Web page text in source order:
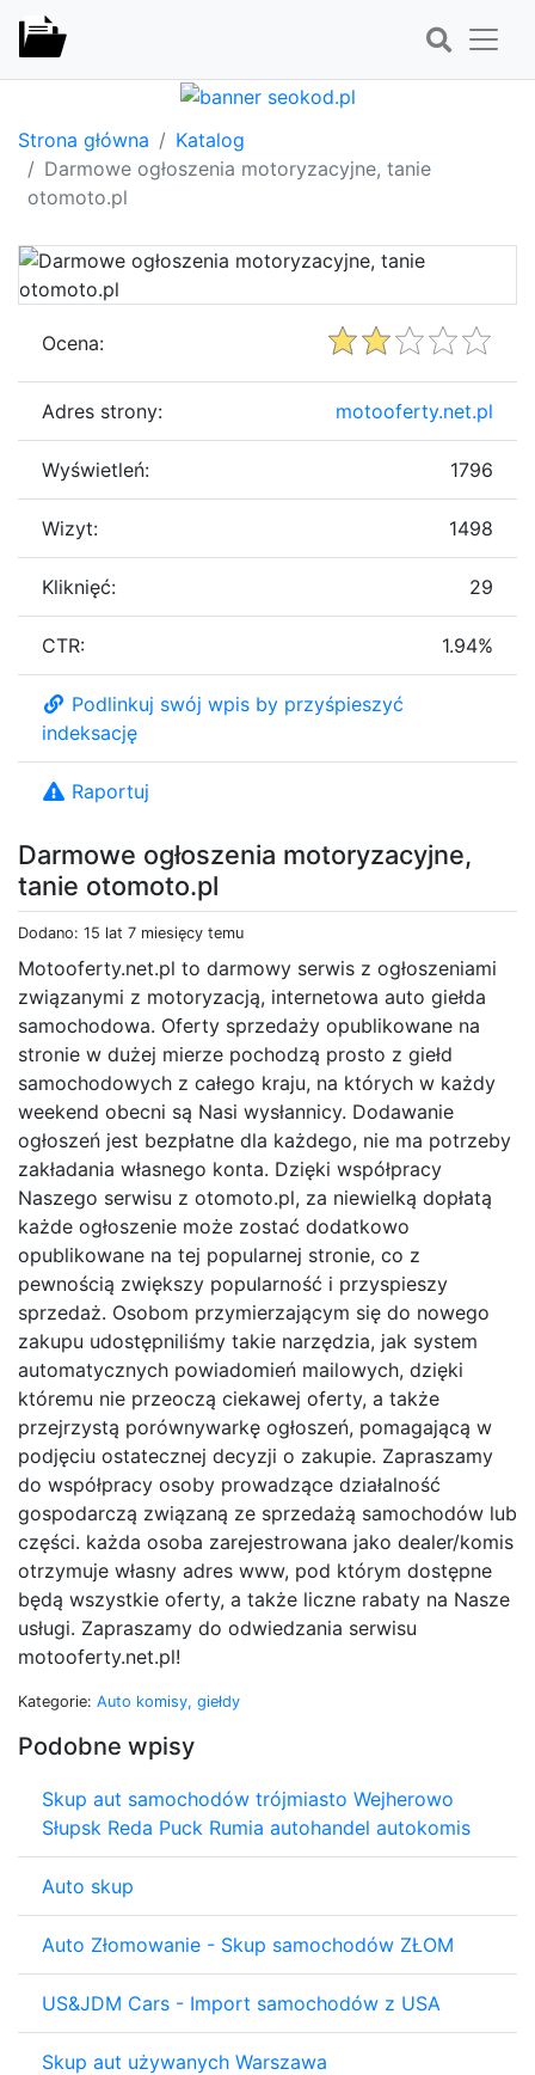
Strona główna
Katalog
Darmowe ogłoszenia motoryzacyjne, tanie
otomoto.pl
Darmowe ogłoszenia motoryzacyjne,
tanie otomoto.pl
Dodano: 15 lat 7 miesięcy temu
Motooferty.net.pl to darmowy serwis z ogłoszeniami
związanymi z motoryzacją, internetowa auto giełda
samochodowa. Oferty sprzedaży opublikowane na
stronie w dużej mierze pochodzą prosto z giełd
samochodowych z całego kraju, na których w każdy
weekend obecni są Nasi wysłannicy. Dodawanie
ogłoszeń jest bezpłatne dla każdego, nie ma potrzeby
zakładania własnego konta. Dzięki współpracy
Naszego serwisu z otomoto.pl, za niewielką dopłatą
każde ogłoszenie może zostać dodatkowo
opublikowane na tej popularnej stronie, co z
pewnością zwiększy popularność i przyspieszy
sprzedaż. Osobom przymierzającym się do nowego
zakupu udostępniliśmy takie narzędzia, jak system
automatycznych powiadomień mailowych, dzięki
któremu nie przeoczą ciekawej oferty, a także
przejrzystą porównywarkę ogłoszeń, pomagającą w
podjęciu ostatecznej decyzji o zakupie. Zapraszamy
do współpracy osoby prowadzące działalność
gospodarczą związaną ze sprzedażą samochodów lub
części. każda osoba zarejestrowana jako dealer/komis
otrzymuje własny adres www, pod którym dostępne
będą wszystkie oferty, a także liczne rabaty na Nasze
usługi. Zapraszamy do odwiedzania serwisu
motooferty.net.pl!
Kategorie: Auto komisy, giełdy
Podobne wpisy
Skup aut samochodów trójmiasto Wejherowo
Słupsk Reda Puck Rumia autohandel autokomis
Auto skup
Auto Złomowanie - Skup samochodów ZŁOM
US&JDM Cars - Import samochodów z USA
Skup aut używanych Warszawa
Ocena:
Adres strony: motooferty.net.pl
Wyświetleń: 1796
Wizyt: 1498
Kliknięć: 29
CTR: 1.94%
Podlinkuj swój wpis by przyśpieszyć
indeksację
Raportuj